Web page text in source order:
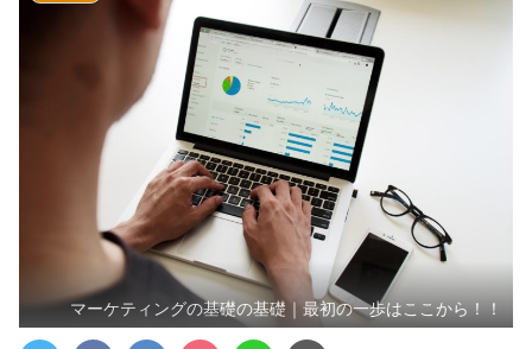
マーケティングの基礎の基礎｜最初の一歩はここから！！